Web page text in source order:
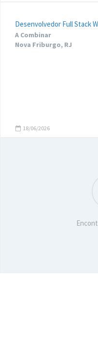
Desenvolvedor Full Stack
A Combinar
Nova Friburgo, RJ
18/06/2026